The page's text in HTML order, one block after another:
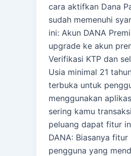
cara aktifkan Dana
sudah memenuhi
ini: Akun DANA
upgrade ke akun
Verifikasi KTP dan
Usia minimal 21
terbuka untuk
menggunakan
sering kamu
peluang dapat fitur
DANA: Biasanya
pengguna yang